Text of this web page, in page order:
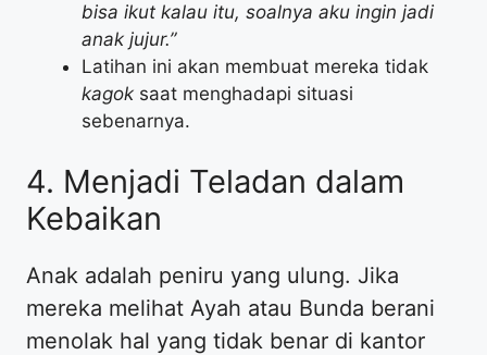
bisa ikut kalau itu, soalnya aku ingin jadi
anak jujur.”
​Latihan ini akan membuat mereka tidak
kagok saat menghadapi situasi
sebenarnya.
​4. Menjadi Teladan dalam
Kebaikan
​Anak adalah peniru yang ulung. Jika
mereka melihat Ayah atau Bunda berani
menolak hal yang tidak benar di kantor